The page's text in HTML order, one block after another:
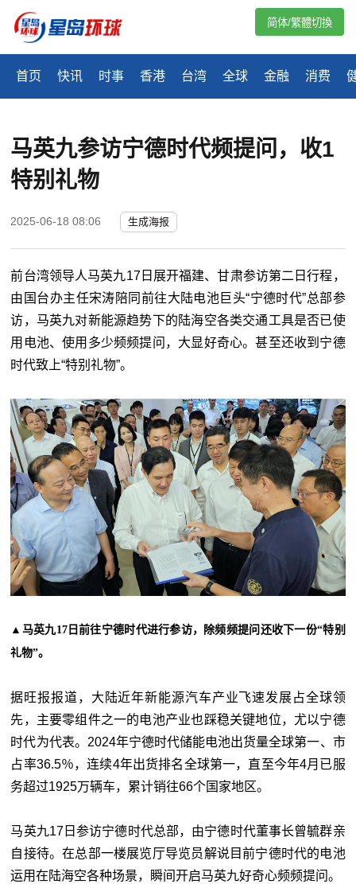
首页 快讯 时事 香港 台湾 全球 金融 消费
简体/繁體切換
马英九参访宁德时代频提问，收1
特别礼物
2025-06-18 08:06 生成海报
前台湾领导人马英九17日展开福建、甘肃参访第二日行程，
由国台办主任宋涛陪同前往大陆电池巨头“宁德时代”总部参
访，马英九对新能源趋势下的陆海空各类交通工具是否已使
用电池、使用多少频频提问，大显好奇心。甚至还收到宁德
时代致上“特别礼物”。
▲ 马英九17日前往宁德时代进行参访，除频频提问还收下一份“特别
礼物”。
据旺报报道，大陆近年新能源汽车产业飞速发展占全球领
先，主要零组件之一的电池产业也踩稳关键地位，尤以宁德
时代为代表。2024年宁德时代储能电池出货量全球第一、市
占率36.5％，连续4年出货排名全球第一，直至今年4月已服
务超过1925万辆车，累计销往66个国家地区。
马英九17日参访宁德时代总部，由宁德时代董事长曾毓群亲
自接待。在总部一楼展览厅导览员解说目前宁德时代的电池
运用在陆海空各种场景，瞬间开启马英九好奇心频频提问。